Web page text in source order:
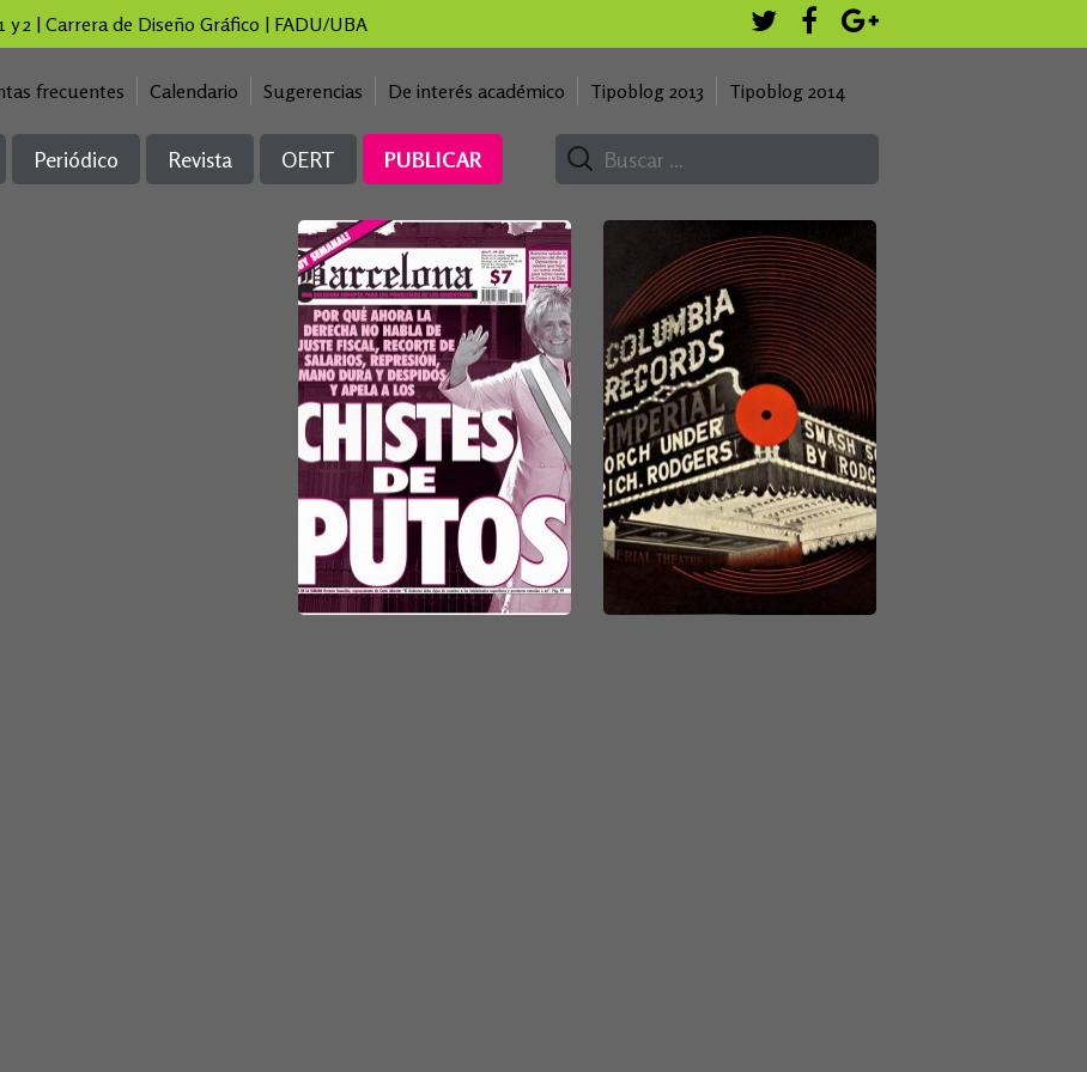
y 2 | Carrera de Diseño Gráfico | FADU/UBA
frecuentes Calendario Sugerencias De interés académico Tipoblog 2013 Tipoblog 2014
Periódico Revista OERT PUBLICAR